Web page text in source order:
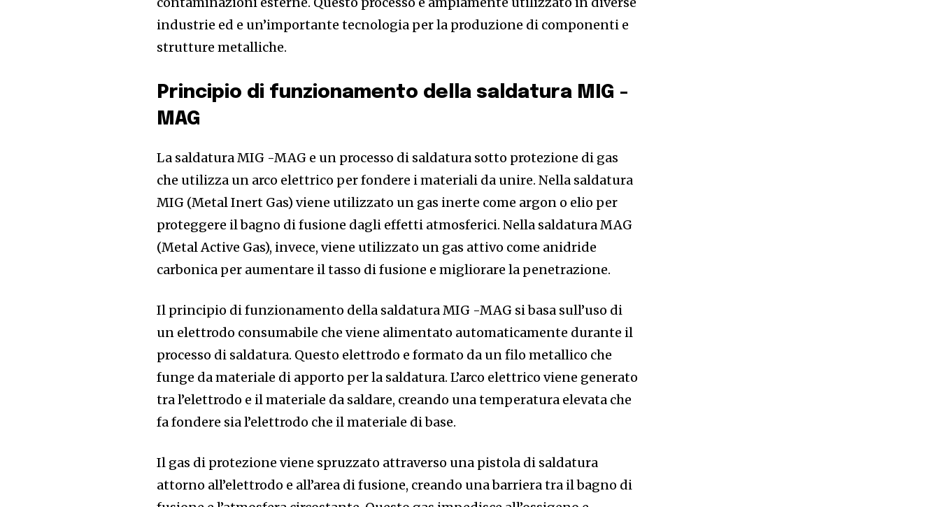
industrie ed e un’importante tecnologia per la produzione di componenti e
strutture metalliche.
Principio di funzionamento della saldatura MIG -
MAG
La saldatura MIG -MAG e un processo di saldatura sotto protezione di gas
che utilizza un arco elettrico per fondere i materiali da unire. Nella saldatura
MIG (Metal Inert Gas) viene utilizzato un gas inerte come argon o elio per
proteggere il bagno di fusione dagli effetti atmosferici. Nella saldatura MAG
(Metal Active Gas), invece, viene utilizzato un gas attivo come anidride
carbonica per aumentare il tasso di fusione e migliorare la penetrazione.
Il principio di funzionamento della saldatura MIG -MAG si basa sull’uso di
un elettrodo consumabile che viene alimentato automaticamente durante il
processo di saldatura. Questo elettrodo e formato da un filo metallico che
funge da materiale di apporto per la saldatura. L’arco elettrico viene generato
tra l’elettrodo e il materiale da saldare, creando una temperatura elevata che
fa fondere sia l’elettrodo che il materiale di base.
Il gas di protezione viene spruzzato attraverso una pistola di saldatura
attorno all’elettrodo e all’area di fusione, creando una barriera tra il bagno di